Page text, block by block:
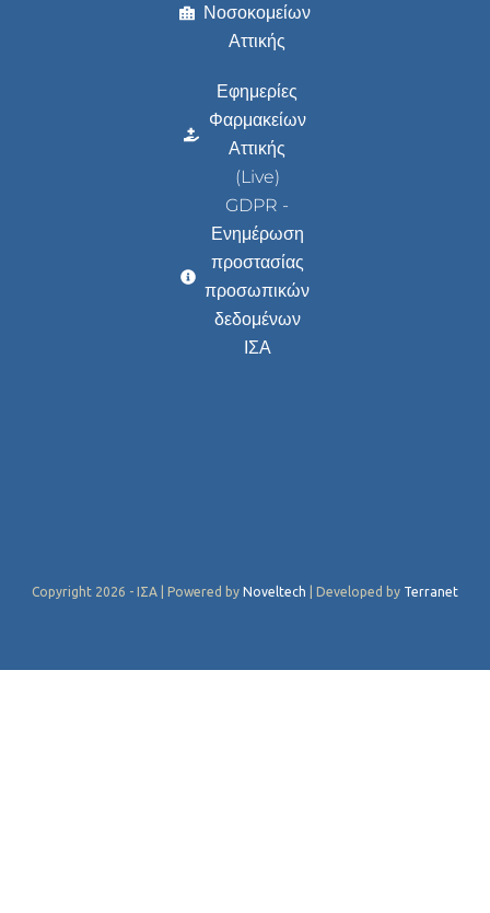
Νοσοκομείων
Αττικής
Εφημερίες
Φαρμακείων
Αττικής
(Live)
GDPR -
Ενημέρωση
προστασίας
προσωπικών
δεδομένων
ΙΣΑ
Copyright 2026 - ΙΣΑ | Powered by Noveltech | Developed by Terranet